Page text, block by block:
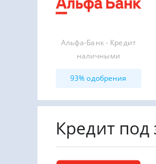
Альфа-Банк - Кредит
наличными
93% одобрения
Кредит